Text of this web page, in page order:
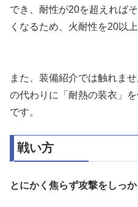
でき、耐性が20を超えれば
くなるため、火耐性を20以
また、装備紹介では触れま
の代わりに「耐熱の装衣」
です。
戦い方
とにかく焦らず攻撃をしっ